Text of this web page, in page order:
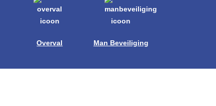
Overval Man Beveiliging